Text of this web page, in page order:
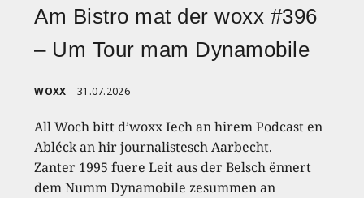
Am Bistro mat der woxx #396
– Um Tour mam Dynamobile
WOXX 31.07.2026
All Woch bitt d’woxx Iech an hirem Podcast en
Abléck an hir journalistesch Aarbecht.
Zanter 1995 fuere Leit aus der Belsch ënnert
dem Numm Dynamobile zesummen an